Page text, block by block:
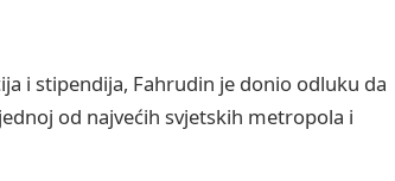
i stipendija, Fahrudin je donio odluku da
od najvećih svjetskih metropola i